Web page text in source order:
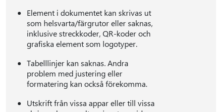
Element i dokumentet kan skrivas ut
som helsvarta/färgrutor eller saknas,
inklusive streckkoder, QR-koder och
grafiska element som logotyper.
Tabelllinjer kan saknas. Andra
problem med justering eller
formatering kan också förekomma.
Utskrift från vissa appar eller till vissa